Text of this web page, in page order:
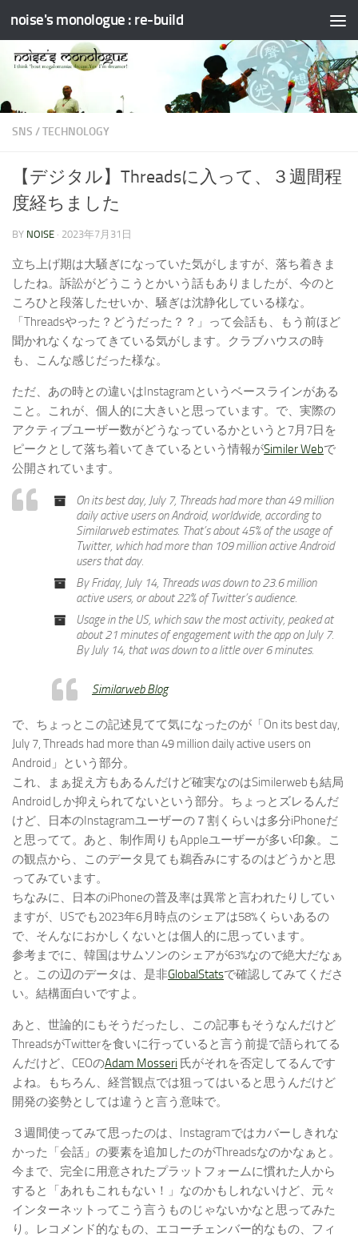
コンテンツへスキップ
noise's monologue : re-build
SNS /TECHNOLOGY
【デジタル】Threadsに入って、３週間程
度経ちました
BY NOISE · 2023年7月31日
立ち上げ期は大騒ぎになっていた気がしますが、落ち着きま
したね。訴訟がどうこうとかいう話もありましたが、今のと
ころひと段落したせいか、騒ぎは沈静化している様な。
「Threadsやった？どうだった？？」って会話も、もう前ほど
聞かれなくなってきている気がします。クラブハウスの時
も、こんな感じだった様な。
ただ、あの時との違いはInstagramというベースラインがある
こと。これが、個人的に大きいと思っています。で、実際の
アクティブユーザー数がどうなっているかというと7月7日を
ピークとして落ち着いてきているという情報がSimiler Webで
公開されています。
On its best day, July 7, Threads had more than 49 million
daily active users on Android, worldwide, according to
Similarweb estimates. That’s about 45% of the usage of
Twitter, which had more than 109 million active Android
users that day.
By Friday, July 14, Threads was down to 23.6 million
active users, or about 22% of Twitter’s audience.
Usage in the US, which saw the most activity, peaked at
about 21 minutes of engagement with the app on July 7.
By July 14, that was down to a little over 6 minutes.
Similarweb Blog
で、ちょっとこの記述見てて気になったのが「On its best day,
July 7, Threads had more than 49 million daily active users on
Android」という部分。
これ、まぁ捉え方もあるんだけど確実なのはSimilerwebも結局
Androidしか抑えられてないという部分。ちょっとズレるんだ
けど、日本のInstagramユーザーの７割くらいは多分iPhoneだ
と思ってて。あと、制作周りもAppleユーザーが多い印象。こ
の観点から、このデータ見ても鵜呑みにするのはどうかと思
ってみています。
ちなみに、日本のiPhoneの普及率は異常と言われたりしてい
ますが、USでも2023年6月時点のシェアは58%くらいあるの
で、そんなにおかしくないとは個人的に思っています。
参考までに、韓国はサムソンのシェアが63%なので絶大だなぁ
と。この辺のデータは、是非GlobalStatsで確認してみてくださ
い。結構面白いですよ。
あと、世論的にもそうだったし、この記事もそうなんだけど
ThreadsがTwitterを食いに行っていると言う前提で語られてる
んだけど、CEOのAdam Mosseri 氏がそれを否定してるんです
よね。もちろん、経営観点では狙ってはいると思うんだけど
開発の姿勢としては違うと言う意味で。
３週間使ってみて思ったのは、Instagramではカバーしきれな
かった「会話」の要素を追加したのがThreadsなのかなぁと。
今まで、完全に用意されたプラットフォームに慣れた人から
すると「あれもこれもない！」なのかもしれないけど、元々
インターネットってこう言うものじゃないかなと思ってみた
り。レコメンド的なもの、エコーチェンバー的なもの、フィ